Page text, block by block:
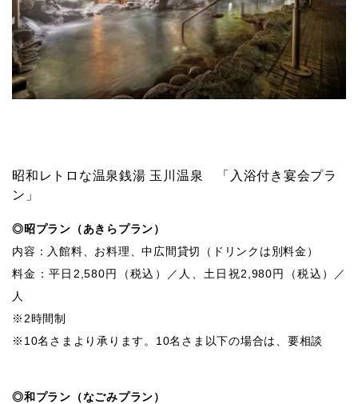
昭和レトロな温泉銭湯 玉川温泉 「入浴付き宴会プラ
ン」
◎昭プラン（あきらプラン）
内容：入館料、お料理、中広間貸切（ドリンクは別料金）
料金：平日2,580円（税込）／人、土日祝2,980円（税込）／
人
※2時間制
※10名さまより承ります。10名さま以下の場合は、要相談
◎和プラン（なごみプラン）